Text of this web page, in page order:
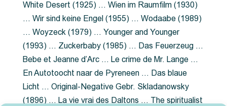
White Desert (1925) … Wien im Raumfilm (1930)
… Wir sind keine Engel (1955) … Wodaabe (1989)
… Woyzeck (1979) … Younger and Younger
(1993) … Zuckerbaby (1985) … Das Feuerzeug …
Bebe et Jeanne d’Arc … Le crime de Mr. Lange …
En Autotoocht naar de Pyreneen … Das blaue
Licht … Original-Negative Gebr. Skladanowsky
(1896) … La vie vrai des Daltons … The spiritualist